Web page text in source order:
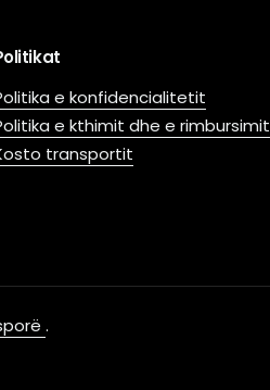
e konfidencialitetit
e kthimit dhe e rimbursimit
transportit
.